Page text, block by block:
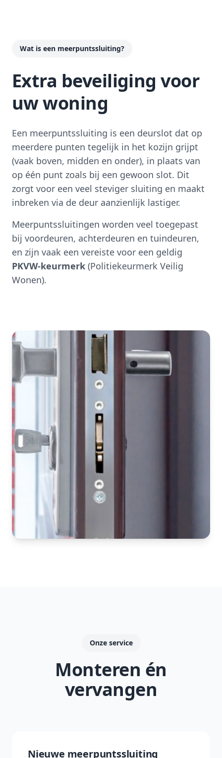
Wat is een meerpuntssluiting?
Extra beveiliging voor
uw woning
Een meerpuntssluiting is een deurslot dat op
meerdere punten tegelijk in het kozijn grijpt
(vaak boven, midden en onder), in plaats van
op één punt zoals bij een gewoon slot. Dit
zorgt voor een veel steviger sluiting en maakt
inbreken via de deur aanzienlijk lastiger.
Meerpuntssluitingen worden veel toegepast
bij voordeuren, achterdeuren en tuindeuren,
en zijn vaak een vereiste voor een geldig
PKVW-keurmerk (Politiekeurmerk Veilig
Wonen).
Onze service
Monteren én
vervangen
Nieuwe meerpuntssluiting